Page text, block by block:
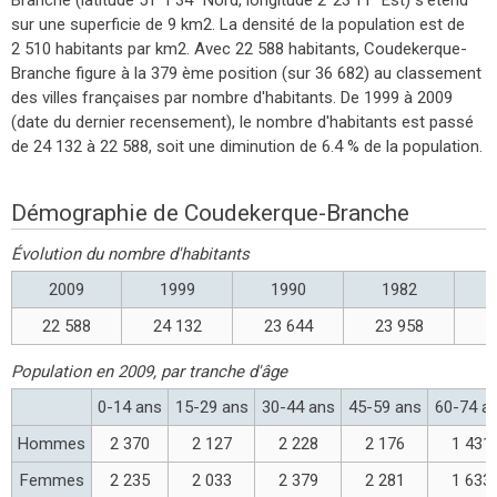
sur une superficie de 9 km2. La densité de la population est de
2 510 habitants par km2. Avec 22 588 habitants, Coudekerque-
Branche figure à la 379 ème position (sur 36 682) au classement
des villes françaises par nombre d'habitants. De 1999 à 2009
(date du dernier recensement), le nombre d'habitants est passé
de 24 132 à 22 588, soit une diminution de 6.4 % de la population.
Démographie de Coudekerque-Branche
Évolution du nombre d'habitants
2009
1999 1990 1982
22 588
24 132 23 644 23 958
Population en 2009, par tranche d'âge
0-14 ans
15-29 ans 30-44 ans 45-59 ans
60-74
Hommes
2 370 2 127 2 228 2 176
1 431
Femmes
2 235 2 033 2 379 2 281 1 633